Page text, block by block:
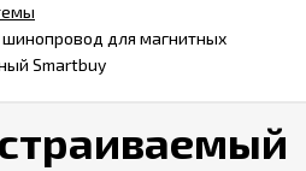
для магнитных
Smartbuy